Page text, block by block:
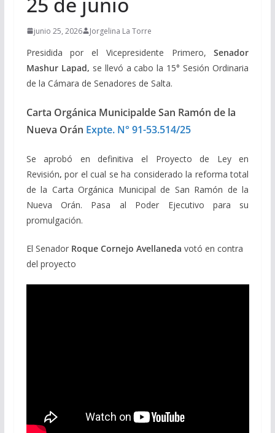
junio 25, 2026 Jorgelina La Torre
Presidida por el Vicepresidente Primero,Senador
Mashur Lapad, se llevó a cabo la 15° Sesión Ordinaria
de la Cámara de Senadores de Salta.
Carta Orgánica Municipalde San Ramón de la
Nueva Orán Expte. N° 91-53.514/25
Se aprobó en definitiva el Proyecto de Ley en
Revisión,por el cual se ha considerado la reforma total
de la Carta Orgánica Municipal de San Ramón de la
Nueva Orán. Pasa al Poder Ejecutivo para su
promulgación.
El Senador Roque Cornejo Avellaneda votó en contra
del proyecto